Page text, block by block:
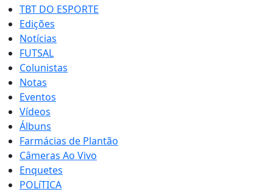
TBT DO ESPORTE
Edições
Notícias
FUTSAL
Colunistas
Notas
Eventos
Vídeos
Álbuns
Farmácias de Plantão
Câmeras Ao Vivo
Enquetes
POLíTICA